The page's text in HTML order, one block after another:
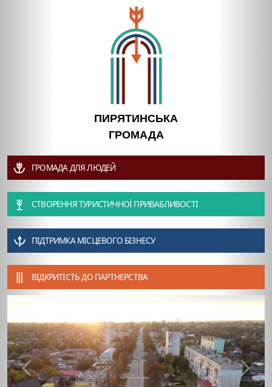
ПИРЯТИНСЬКА
ГРОМАДА
ГРОМАДА ДЛЯ ЛЮДЕЙ
СТВОРЕННЯ ТУРИСТИЧНОЇ ПРИВАБЛИВОСТІ
ПІДТРИМКА МІСЦЕВОГО БІЗНЕСУ
ВІДКРИТІСТЬ ДО ПАРТНЕРСТВА
Previous Next